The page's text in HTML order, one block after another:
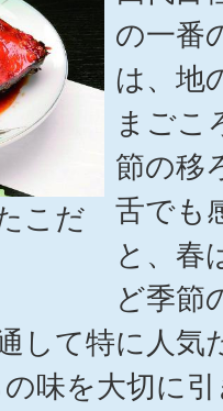
こだ
の一番
は、地
まごこ
節の移
舌でも
と、春
ど季節
して特に人
味を大切に